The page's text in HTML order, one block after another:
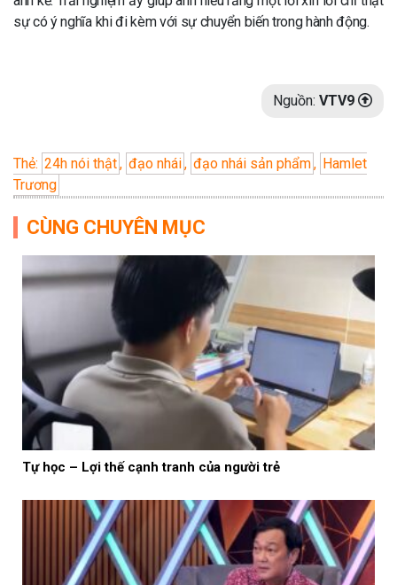
sự có ý nghĩa khi đi kèm với sự chuyển biến trong hành động.
Nguồn: VTV9
Thẻ: 24h nói thật, đạo nhái, đạo nhái sản phẩm, Hamlet
Trương
CÙNG CHUYÊN MỤC
Tự học – Lợi thế cạnh tranh của người trẻ